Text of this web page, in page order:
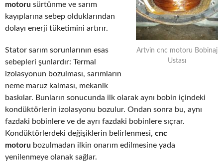
Artvin cnc motoru Bobinaj
Ustası
motoru sürtünme ve sarım
kayıplarına sebep olduklarından
dolayı enerji tüketimini artırır.
Stator sarım sorunlarının esas
sebepleri şunlardır: Termal
izolasyonun bozulması, sarımların
neme maruz kalması, mekanik
baskılar. Bunların sonucunda ilk olarak aynı bobin içindeki
kondüktörlerin izolasyonu bozulur. Ondan sonra bu, aynı
fazdaki bobinlere ve de ayrı fazdaki bobinlere sıçrar.
Kondüktörlerdeki değişiklerin belirlenmesi, cnc
motoru bozulmadan ilkin onarım edilmesine yada
yenilenmeye olanak sağlar.